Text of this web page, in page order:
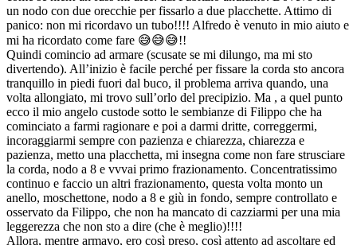
un nodo con due orecchie per fissarlo a due placchette. Attimo di
panico: non mi ricordavo un tubo!!!! Alfredo è venuto in mio aiuto e
mi ha ricordato come fare 😅😅😅!!
Quindi comincio ad armare (scusate se mi dilungo, ma mi sto
divertendo). All’inizio è facile perché per fissare la corda sto ancora
tranquillo in piedi fuori dal buco, il problema arriva quando, una
volta allongiato, mi trovo sull’orlo del precipizio. Ma , a quel punto
ecco il mio angelo custode sotto le sembianze di Filippo che ha
cominciato a farmi ragionare e poi a darmi dritte, correggermi,
incoraggiarmi sempre con pazienza e chiarezza, chiarezza e
pazienza, metto una placchetta, mi insegna come non fare strusciare
la corda, nodo a 8 e vvvai primo frazionamento. Concentratissimo
continuo e faccio un altri frazionamento, questa volta monto un
anello, moschettone, nodo a 8 e giù in fondo, sempre controllato e
osservato da Filippo, che non ha mancato di cazziarmi per una mia
leggerezza che non sto a dire (che è meglio)!!!!
Allora, mentre armavo, ero così preso, così attento ad ascoltare ed